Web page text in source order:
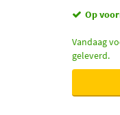
Op
Vandaag
geleverd.